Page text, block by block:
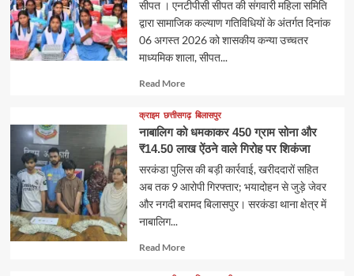
सीपत । एनटीपीसी सीपत की संगवारी महिला समिति
द्वारा सामाजिक कल्याण गतिविधियों के अंतर्गत दिनांक
06 अगस्त 2026 को शासकीय कन्या उच्चतर
माध्यमिक शाला, सीपत...
Read MoreRead
about
क्राइम छत्तीसगढ़ बिलासपुर
नाबालिग को धमकाकर 450 ग्राम सोना और
₹14.50 लाख ऐंठने वाले गिरोह पर शिकंजा
सरकंडा पुलिस की बड़ी कार्रवाई, खरीददारों सहित
अब तक 9 आरोपी गिरफ्तार; भयादोहन से जुड़े जेवर
और नगदी बरामद बिलासपुर। सरकंडा थाना क्षेत्र में
नाबालिग...
Read MoreRead